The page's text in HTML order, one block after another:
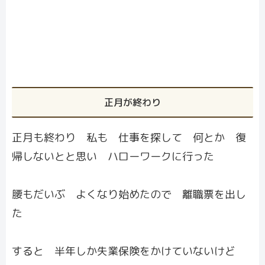
正月が終わり
正月も終わり 私も 仕事を探して 何とか 復
帰しないとと思い ハローワークに行った
腰もだいぶ よくなり始めたので 離職票を出し
た
すると 半年しか失業保険をかけていないけど